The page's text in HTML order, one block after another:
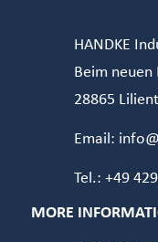
HANDKE
Beim neuen
28865
Email:
Tel.: +49
MORE